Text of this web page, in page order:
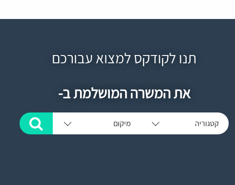
תנו לקודקס למצוא עבורכם
את המשרה המושלמת ב-
קטגוריה מיקום